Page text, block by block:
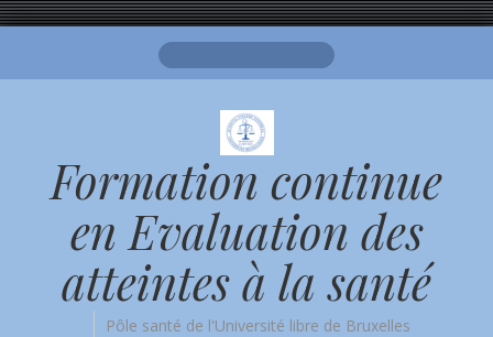
Formation continue
en Evaluation des
atteintes à la santé
Pôle santé de l'Université libre de Bruxelles